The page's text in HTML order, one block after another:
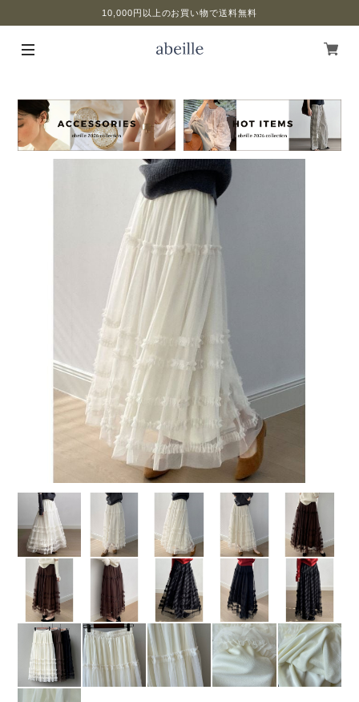
10,000円以上のお買い物で送料無料